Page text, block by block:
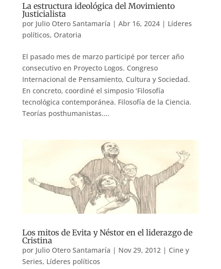
La estructura ideológica del Movimiento
Justicialista
por Julio Otero Santamaría | Abr 16, 2024| Líderes
políticos, Oratoria
El pasado mes de marzo participé por tercer año
consecutivo en Proyecto Logos. Congreso
Internacional de Pensamiento, Cultura y Sociedad.
En concreto, coordiné el simposio ‘Filosofía
tecnológica contemporánea. Filosofía de la Ciencia.
Teorías posthumanistas....
Los mitos de Evita y Néstor en el liderazgo de
Cristina
por Julio Otero Santamaría | Nov 29, 2012| Cine y
Series, Líderes políticos